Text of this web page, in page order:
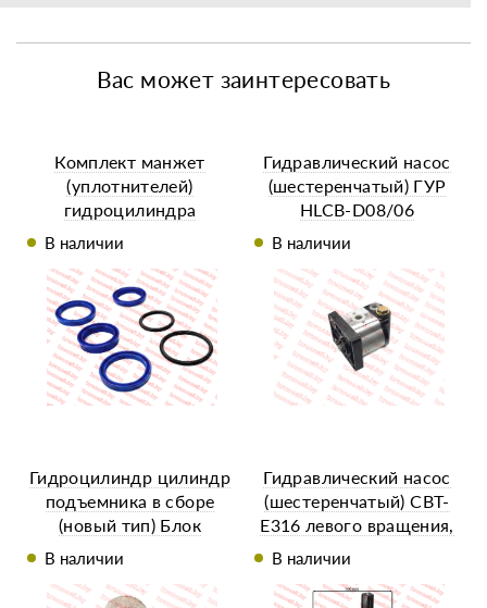
Вас может заинтересовать
Комплект манжет
(уплотнителей)
гидроцилиндра
В наличии
Гидравлический насос
(шестеренчатый) ГУР
HLCB-D08/06
В наличии
Гидроцилиндр цилиндр
подъемника в сборе
(новый тип) Блок
масляного цилиндра
крышкой)
В наличии
Гидравлический насос
(шестеренчатый) CBT-
E316 левого вращения,
привод шлиц, выход
В наличии